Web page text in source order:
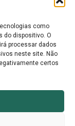
como
do dispositivo. O
processar dados
neste site. Não
certos